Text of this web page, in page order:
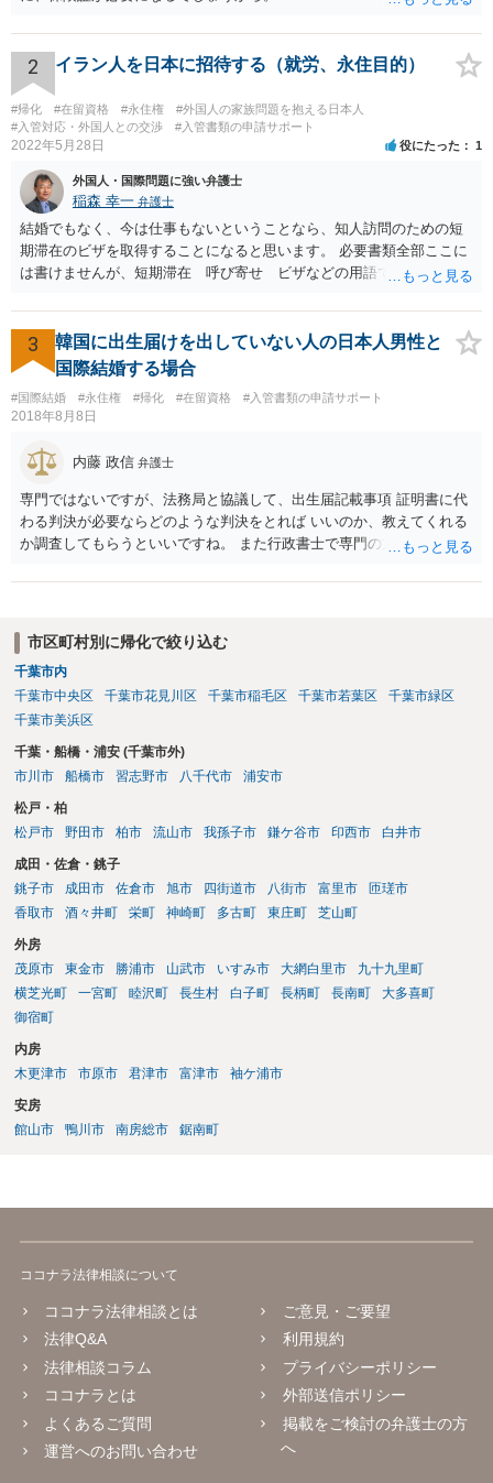
2 イラン人を日本に招待する（就労、永住目的）
#帰化 #在留資格 #永住権
#外国人の家族問題を抱える日本人
#入管対応・外国人との交渉
#入管書類の申請サポート
2022年5月28日 役にたった 1
外国人・国際問題に強い弁護士
稲森 幸一 弁護士
結婚でもなく、今は仕事もないということなら、知人訪問のための短
期滞在のビザを取得することになると思います。 必要書類全部ここに
は書けませんが、短期滞在 呼び寄せ ビザなどの用語で検索すると
す。 それらを揃えて、イランにある日本大使館ににビザを申請するこ
とになります。 期間は通常９０日、３０日、あるいは１５日ですが、
今はコロナもあり刻々と状況が変わっているので、事前に外務省や大
使館に問い合わせたほうがいいかもしれません。ネットでの情報収集
もしたほうがいいと思います
3
韓国に出生届けを出していない人の日本人男性と
国際結婚する場合
#国際結婚 #永住権 #帰化 #在留資格 #入管書類の申請サポート
2018年8月8日
内藤 政信 弁護士
専門ではないですが、法務局と協議して、出生届記載事項 証明書に代
わる判決が必要ならどのような判決をとれば いいのか、教えてくれる
か調査してもらうといいですね。 また行政書士で専門の方がいそうな
市区町村別に帰化で絞り込む
千葉市内
千葉市中央区
千葉市花見川区 千葉市稲毛区 千葉市若葉区
千葉市緑区
千葉市美浜区
千葉・船橋・浦安 (千葉市外)
市川市
船橋市 習志野市 八千代市 浦安市
松戸・柏
松戸市
野田市 柏市 流山市 我孫子市 鎌ケ谷市 印西市 白井市
成田・佐倉・銚子
銚子市
成田市 佐倉市 旭市 四街道市 八街市 富里市
匝瑳市
香取市
酒々井町 栄町 神崎町 多古町 東庄町 芝山町
外房
茂原市
東金市 勝浦市 山武市 いすみ市 大網白里市
九十九里町
横芝光町
一宮町 睦沢町 長生村 白子町 長柄町 長南町
大多喜町
御宿町
内房
木更津市
市原市 君津市 富津市 袖ケ浦市
安房
館山市
鴨川市 南房総市 鋸南町
ココナラ法律相談について
ココナラ法律相談とは
法律Q&A
法律相談コラム
ココナラとは
よくあるご質問
運営へのお問い合わせ
ご意見・ご要望
利用規約
プライバシーポリシー
外部送信ポリシー
掲載をご検討の弁護士の方
へ